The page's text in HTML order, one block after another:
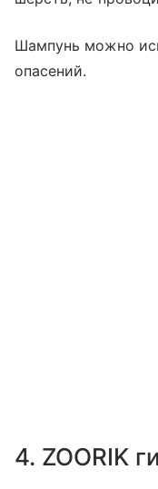
Шампунь можно
опасений.
4. ZOORIK